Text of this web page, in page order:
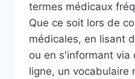
termes médicaux
Que ce soit lors de
médicales, en lisant
ou en s'informant via
ligne, un vocabulaire